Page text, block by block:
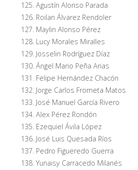
Agustín Alonso Parada
Roilan Álvarez Rendoler
Maylin Alonso Pérez
Lucy Morales Miralles
Josselin Rodríguez Díaz
Ángel Mario Peña Arias
Felipe Hernández Chacón
Jorge Carlos Frometa Matos
José Manuel García Rivero
Alex Pérez Rondón
Ezequiel Ávila López
José Luis Quesada Ríos
Pedro Figueredo Guerra
Yunaisy Carracedo Milanés